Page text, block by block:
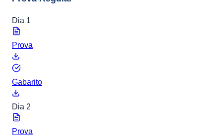
Dia 1
Prova
Gabarito
Dia 2
Prova